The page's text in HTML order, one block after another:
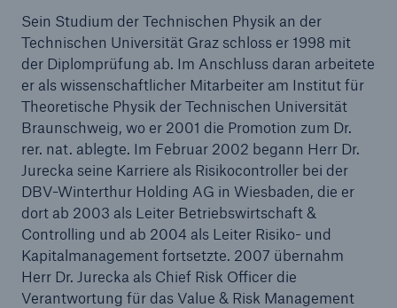
Sein Studium der Technischen Physik an der
Technischen Universität Graz schloss er 1998 mit
der Diplomprüfung ab. Im Anschluss daran arbeitete
er als wissenschaftlicher Mitarbeiter am Institut für
Theoretische Physik der Technischen Universität
Braunschweig, wo er 2001 die Promotion zum Dr.
rer. nat. ablegte. Im Februar 2002 begann Herr Dr.
Jurecka seine Karriere als Risikocontroller bei der
DBV-Winterthur Holding AG in Wiesbaden, die er
dort ab 2003 als Leiter Betriebswirtschaft &
Controlling und ab 2004 als Leiter Risiko- und
Kapitalmanagement fortsetzte. 2007 übernahm
Herr Dr. Jurecka als Chief Risk Officer die
Verantwortung für das Value & Risk Management
Versicherungslücke: der Anteil der nicht
versicherten Schäden aus Naturkatastrophen
seit 1980 beträgt
71.8%